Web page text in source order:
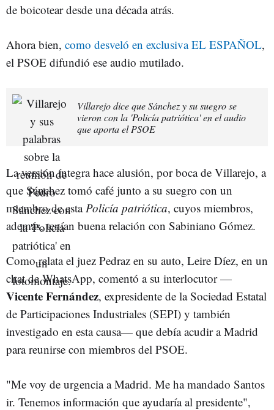
de boicotear desde una década atrás.
Ahora bien, como desveló en exclusiva EL ESPAÑOL,
el PSOE difundió ese audio mutilado.
Villarejo dice que Sánchez y su suegro se
vieron con la 'Policía patriótica' en el audio
que aporta el PSOE
La versión íntegra hace alusión, por boca de Villarejo, a
que Sánchez tomó café junto a su suegro con un
miembro de esta Policía patriótica, cuyos miembros,
además, tenían buena relación con Sabiniano Gómez.
Como relata el juez Pedraz en su auto, Leire Díez, en un
chat de WhatsApp, comentó a su interlocutor —
Vicente Fernández, expresidente de la Sociedad Estatal
de Participaciones Industriales (SEPI) y también
investigado en esta causa— que debía acudir a Madrid
para reunirse con miembros del PSOE.
"Me voy de urgencia a Madrid. Me ha mandado Santos
ir. Tenemos información que ayudaría al presidente",